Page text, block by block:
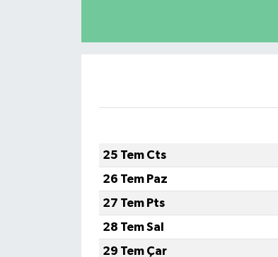
25 Tem Cts
26 Tem Paz
27 Tem Pts
28 Tem Sal
29 Tem Çar